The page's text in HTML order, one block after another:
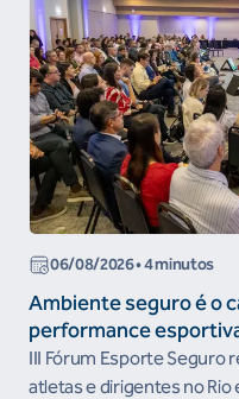
06/08/2026• 4 minutos
Ambiente seguro é o
performance
III Fórum Esporte Seguro
atletas e dirigentes no Rio